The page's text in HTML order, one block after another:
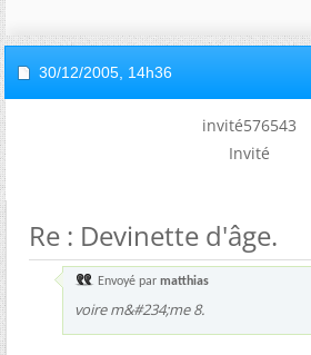
30/12/2005, 14h36
invité576543
Invité
Re : Devinette d'âge.
Envoyé par matthias
voire m&#234;me 8.